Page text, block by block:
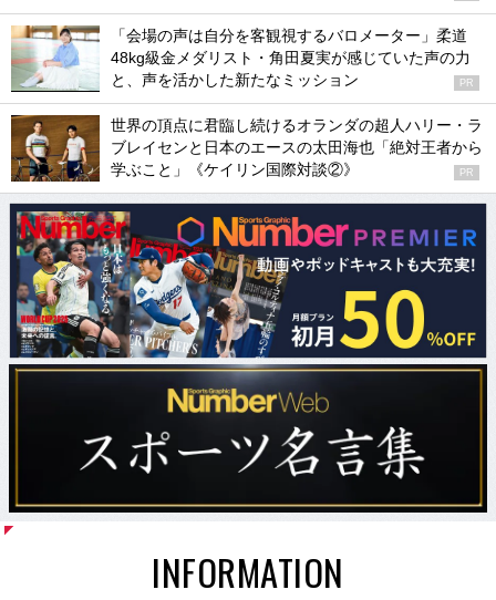
「会場の声は自分を客観視するバロメーター」柔道
48kg級金メダリスト・角田夏実が感じていた声の力
と、声を活かした新たなミッション
PR
世界の頂点に君臨し続けるオランダの超人ハリー・ラ
ブレイセンと日本のエースの太田海也「絶対王者から
学ぶこと」《ケイリン国際対談②》
PR
INFORMATION